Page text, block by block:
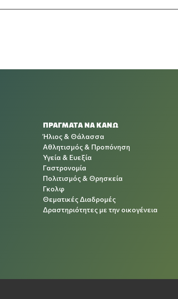
ΠΡΑΓΜΑΤΑ ΝΑ ΚΑΝΩ
Ήλιος & Θάλασσα
Αθλητισμός & Προπόνηση
Υγεία & Ευεξία
Γαστρονομία
Πολιτισμός & Θρησκεία
Γκολφ
Θεματικές Διαδρομές
Δραστηριότητες με την οικογένεια